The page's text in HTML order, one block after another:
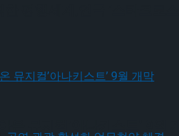
한 평행세계,연극 ‘스타크로스
온 뮤지컬’아나키스트’ 9월 개